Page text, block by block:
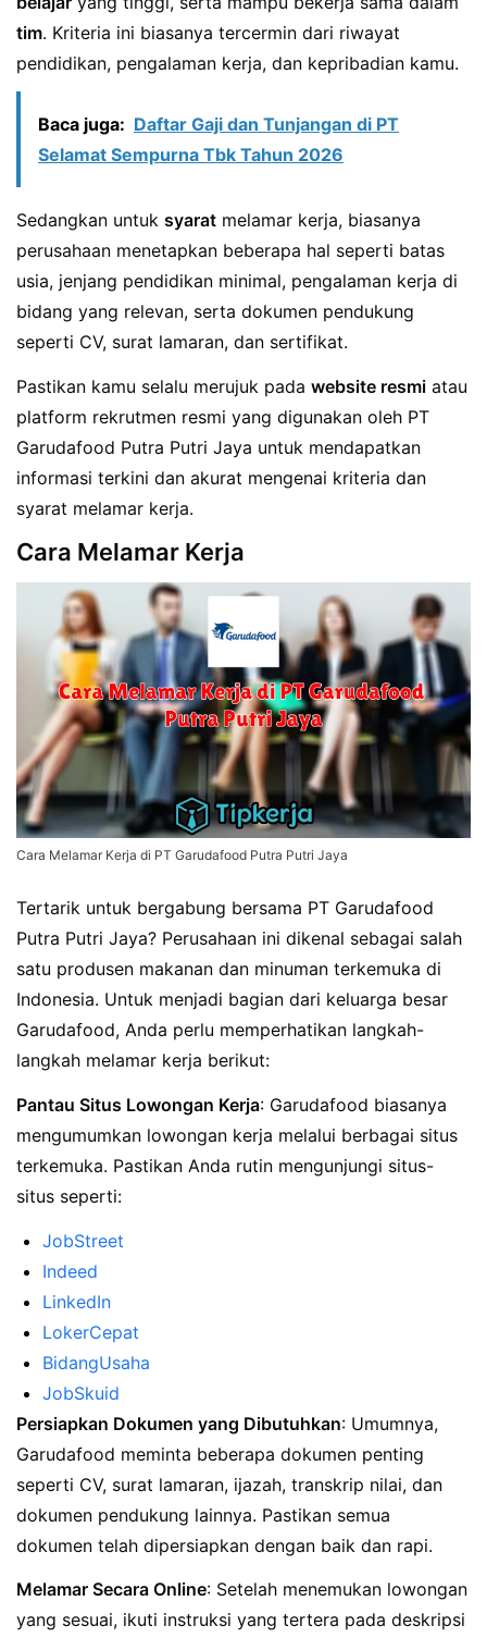
tim. Kriteria ini biasanya tercermin dari riwayat
pendidikan, pengalaman kerja, dan kepribadian kamu.
Baca juga: Daftar Gaji dan Tunjangan di PT
Selamat Sempurna Tbk Tahun 2026
Sedangkan untuk syarat melamar kerja, biasanya
perusahaan menetapkan beberapa hal seperti batas
usia, jenjang pendidikan minimal, pengalaman kerja di
bidang yang relevan, serta dokumen pendukung
seperti CV, surat lamaran, dan sertifikat.
Pastikan kamu selalu merujuk pada website resmi atau
platform rekrutmen resmi yang digunakan oleh PT
Garudafood Putra Putri Jaya untuk mendapatkan
informasi terkini dan akurat mengenai kriteria dan
syarat melamar kerja.
Cara Melamar Kerja
Cara Melamar Kerja di PT Garudafood Putra Putri Jaya
Tertarik untuk bergabung bersama PT Garudafood
Putra Putri Jaya? Perusahaan ini dikenal sebagai salah
satu produsen makanan dan minuman terkemuka di
Indonesia. Untuk menjadi bagian dari keluarga besar
Garudafood, Anda perlu memperhatikan langkah-
langkah melamar kerja berikut:
Pantau Situs Lowongan Kerja: Garudafood biasanya
mengumumkan lowongan kerja melalui berbagai situs
terkemuka. Pastikan Anda rutin mengunjungi situs-
situs seperti:
JobStreet
Indeed
LinkedIn
LokerCepat
BidangUsaha
JobSkuid
Persiapkan Dokumen yang Dibutuhkan: Umumnya,
Garudafood meminta beberapa dokumen penting
seperti CV, surat lamaran, ijazah, transkrip nilai, dan
dokumen pendukung lainnya. Pastikan semua
dokumen telah dipersiapkan dengan baik dan rapi.
Melamar Secara Online: Setelah menemukan lowongan
yang sesuai, ikuti instruksi yang tertera pada deskripsi